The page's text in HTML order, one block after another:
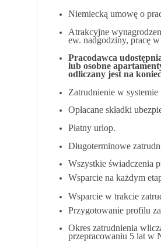
Niemiecką umowę o
Atrakcyjne
ew. nadgodziny, pracę
Pracodawca
lub osobne
odliczany jest na
Zatrudnienie w systemie
Opłacane składki
Płatny urlop.
Długoterminowe
Wszystkie świadczenia
Wsparcie na każdym
Wsparcie w trakcie
Przygotowanie profilu
Okres zatrudnienia
przepracowaniu 5 lat w